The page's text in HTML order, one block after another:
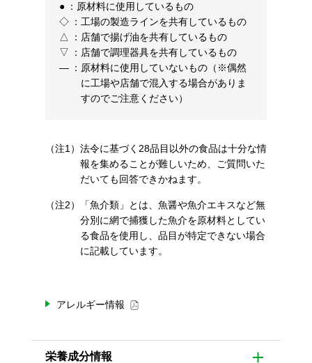
● ： 原材料に使用しているもの
◇ ： 工場の製造ラインを共有しているもの
△
： 店舗で揚げ油を共有しているもの
▽
： 店舗で調理器具を共有しているもの
― ： 原材料に使用していないもの（※偶然
に工場や店舗で混入する場合がありま
すのでご注意ください）
（注1） 法令に基づく28品目以外の食品は十分な情
報を集めることが難しいため、ご質問いた
だいても回答できかねます。
（注2）
「魚介類」とは、魚醤や魚介エキスなど無
分別に網で捕獲した魚介を原材料としてい
る食品を使用し、品目が特定できない場合
に記載しています。
アレルギー情報
栄養成分情報